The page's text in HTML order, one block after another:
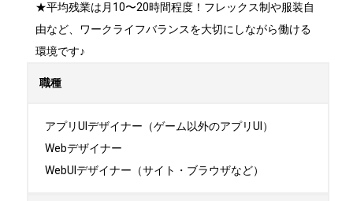
★平均残業は月10〜20時間程度！フレックス制や服装自
由など、ワークライフバランスを大切にしながら働ける
環境です♪
職種
アプリUIデザイナー（ゲーム以外のアプリUI）
Webデザイナー
WebUIデザイナー（サイト・ブラウザなど）